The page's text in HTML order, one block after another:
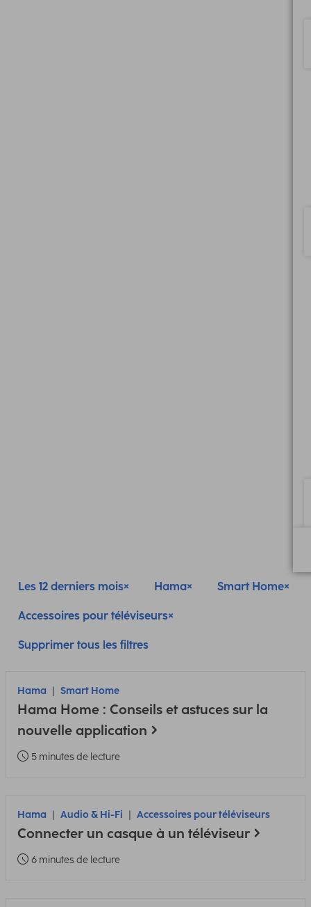
Les 12 derniers mois Hama Smart Home
Accessoires pour téléviseurs
Supprimer tous les filtres
Hama Smart Home
Hama Home : Conseils et astuces sur la
nouvelle application
5 minutes de lecture
Hama Audio & Hi-Fi Accessoires pour téléviseurs
Connecter un casque à un téléviseur
6 minutes de lecture